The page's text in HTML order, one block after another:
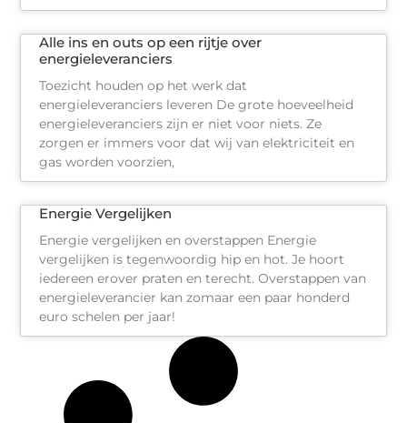
Alle ins en outs op een rijtje over
energieleveranciers
Toezicht houden op het werk dat
energieleveranciers leveren De grote hoeveelheid
energieleveranciers zijn er niet voor niets. Ze
zorgen er immers voor dat wij van elektriciteit en
gas worden voorzien,
Energie Vergelijken
Energie vergelijken en overstappen Energie
vergelijken is tegenwoordig hip en hot. Je hoort
iedereen erover praten en terecht. Overstappen van
energieleverancier kan zomaar een paar honderd
euro schelen per jaar!